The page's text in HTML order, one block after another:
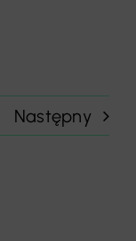
Następny